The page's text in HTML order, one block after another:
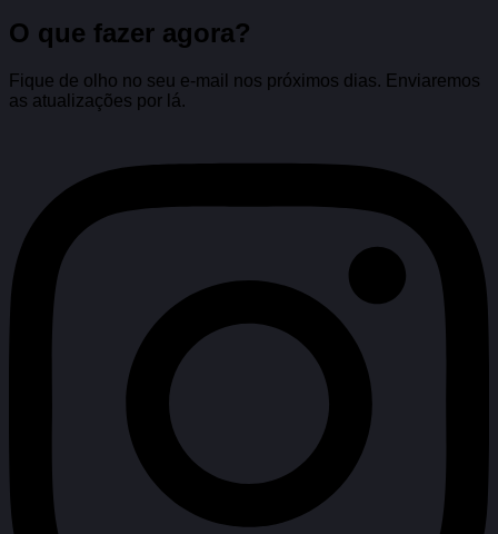
O que fazer agora?
Fique de olho no seu e-mail nos próximos dias. Enviaremos
as atualizações por lá.